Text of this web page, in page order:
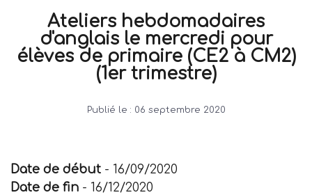
Ateliers hebdomadaires
d'anglais le mercredi pour
élèves de primaire (CE2 à CM2)
(1er trimestre)
Publié le : 06 septembre 2020
Date de début - 16/09/2020
Date de fin - 16/12/2020